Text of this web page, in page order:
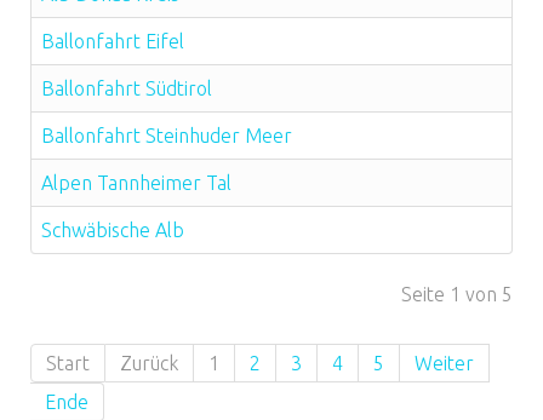
Ballonfahrt Eifel
Ballonfahrt Südtirol
Ballonfahrt Steinhuder Meer
Alpen Tannheimer Tal
Schwäbische Alb
Seite 1 von 5
Start Zurück 1 2 3 4 5
Weiter
Ende